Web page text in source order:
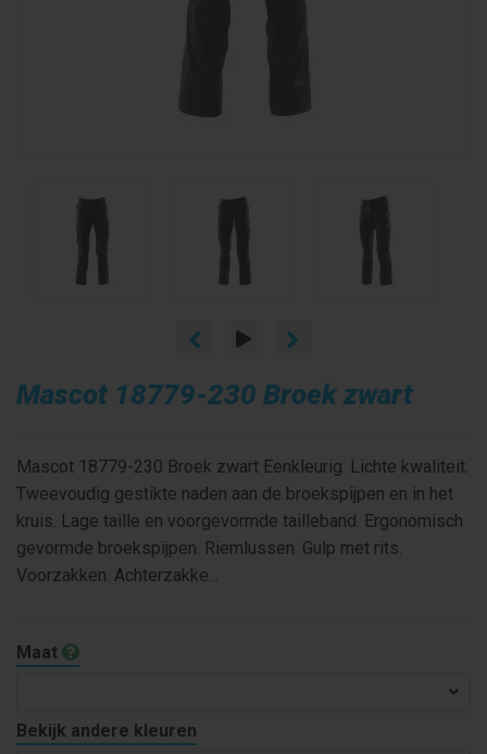
Mascot 18779-230 Broek zwart
Mascot 18779-230 Broek zwart Eenkleurig. Lichte kwaliteit.
Tweevoudig gestikte naden aan de broekspijpen en in het
kruis. Lage taille en voorgevormde tailleband. Ergonomisch
gevormde broekspijpen. Riemlussen. Gulp met rits.
Voorzakken. Achterzakke...
Maat
Bekijk andere kleuren